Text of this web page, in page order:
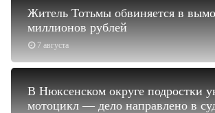
7 августа
Житель Тотьмы обвиняется в
миллионов рублей
В Нюксенском округе подростки
мотоцикл — дело направлено в